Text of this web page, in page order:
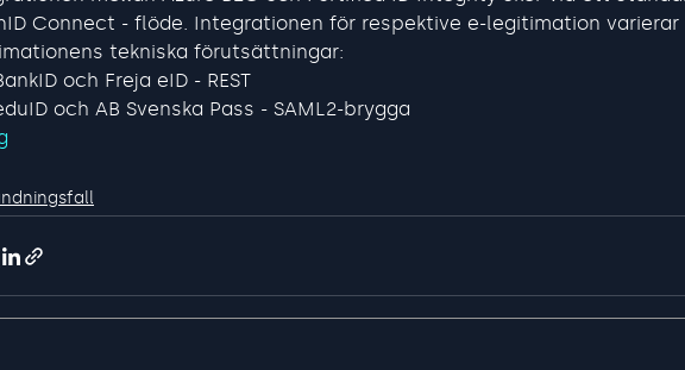
Connect - flöde. Integrationen för respektive e-legitimation
tekniska förutsättningar:
och Freja eID - REST
och AB Svenska Pass - SAML2-brygga